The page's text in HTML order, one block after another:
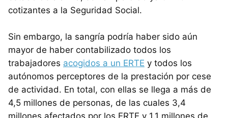
cotizantes a la Seguridad Social.
Sin embargo, la sangría podría haber sido aún
mayor de haber contabilizado todos los
trabajadores acogidos a un ERTE y todos los
autónomos perceptores de la prestación por cese
de actividad. En total, con ellas se llega a más de
4,5 millones de personas, de las cuales 3,4
millones afectados por los ERTE y 1,1 millones de